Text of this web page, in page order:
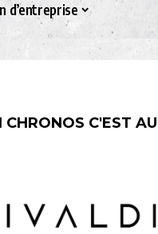
d’entreprise
CHRONOS C'EST